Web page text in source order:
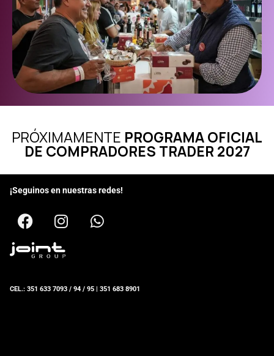
PRÓXIMAMENTE PROGRAMA OFICIAL
DE COMPRADORES TRADER 2027
¡Seguinos en nuestras redes!
CEL.: 351 633 7093 / 94 / 95 | 351 683 8901